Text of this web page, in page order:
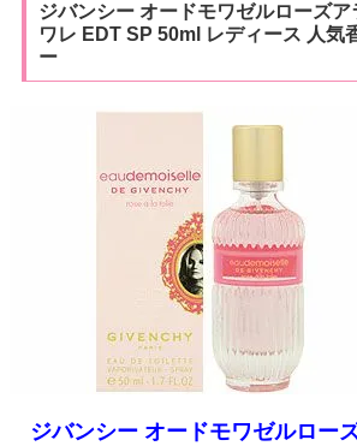
ジバンシー オードモワゼルローズア
ワレ EDT SP 50ml レディース 人気
ー
ジバンシー オードモワゼルロー